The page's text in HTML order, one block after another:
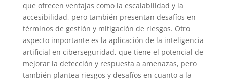
que ofrecen ventajas como la escalabilidad y la
accesibilidad, pero también presentan desafíos en
términos de gestión y mitigación de riesgos. Otro
aspecto importante es la aplicación de la inteligencia
artificial en ciberseguridad, que tiene el potencial de
mejorar la detección y respuesta a amenazas, pero
también plantea riesgos y desafíos en cuanto a la